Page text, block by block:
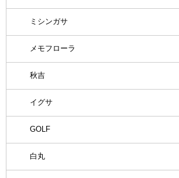
ミシンガサ
メモフローラ
秋吉
イグサ
GOLF
白丸